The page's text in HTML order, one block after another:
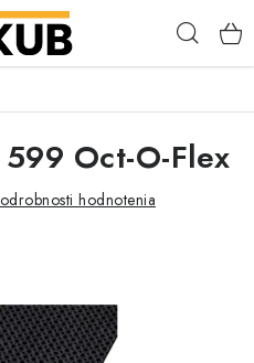
osobných údajov
Oct-O-Flex
hodnotenia